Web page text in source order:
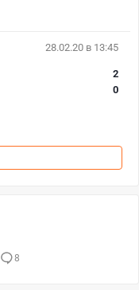
28.02.20 в 13:45
2
0
8